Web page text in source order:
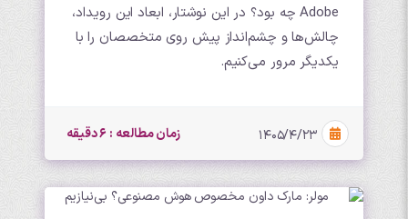
Adobe چه بود؟ در این نوشتار، ابعاد این رویداد،
چالش‌ها و چشم‌انداز پیش روی متخصصان را با
یکدیگر مرور می‌کنیم.
۱۴۰۵/۴/۲۳ زمان مطالعه : 6 دقیقه